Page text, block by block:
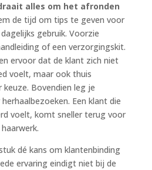
alles om het afronden
de tijd om tips te geven voor
gebruik. Voorzie
of een verzorgingskit.
ervoor dat de klant zich niet
voelt, maar ook thuis
Bovendien leg je
Een klant die
voelt, komt sneller terug voor
dé kans om klantenbinding
ervaring eindigt niet bij de